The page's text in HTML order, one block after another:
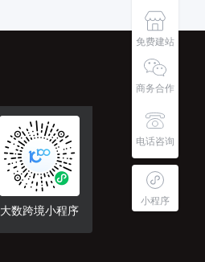
免费建站
商务合作
电话咨询
小程序
大数跨境小程序